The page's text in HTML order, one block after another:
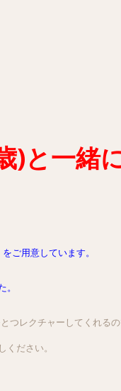
)と一緒
ご用意しています。
レクチャーしてくれる
ださい。